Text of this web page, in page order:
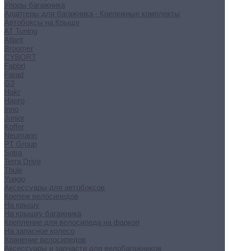
Упоры багажника
Адаптеры для багажника - Крепежные комплекты
Автобоксы на Крышу
AT Tuning
Atlant
Broomer
CYBORT
Fabbri
Farad
G3
Hakr
Hapro
Inno
Junior
Koffer
Neumann
PT Group
Sotra
Terra Drive
Thule
Yuago
Аксессуары для автобоксов
Крепеж велосипедов
На крышу
На крышку багажника
Крепление для велосипеда на фаркоп
На запасное колесо
Хранение велосипедов
Аксессуары и запчасти для велобагажников